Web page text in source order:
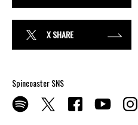
X SHARE
Spincoaster SNS